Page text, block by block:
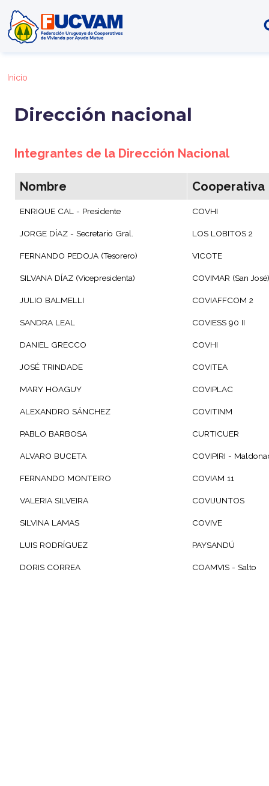
Inicio
Dirección nacional
Integrantes de la Dirección Nacional
Nombre Cooperativa
ENRIQUE CAL - Presidente COVHI
JORGE DÍAZ - Secretario Gral. LOS LOBITOS 2
FERNANDO PEDOJA (Tesorero) VICOTE
SILVANA DÍAZ (Vicepresidenta) COVIMAR (San José)
JULIO BALMELLI COVIAFFCOM 2
SANDRA LEAL COVIESS 90 II
DANIEL GRECCO COVHI
JOSÉ TRINDADE COVITEA
MARY HOAGUY COVIPLAC
ALEXANDRO SÁNCHEZ COVITINM
PABLO BARBOSA CURTICUER
ALVARO BUCETA COVIPIRI -
FERNANDO MONTEIRO COVIAM 11
VALERIA SILVEIRA COVIJUNTOS
SILVINA LAMAS COVIVE
LUIS RODRÍGUEZ PAYSANDÚ
DORIS CORREA COAMVIS - Salto